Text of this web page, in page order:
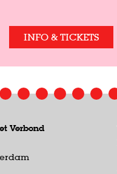
INFO & TICKETS
Verbond